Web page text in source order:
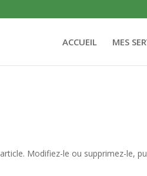
ACCUEIL MES
Modifiez-le ou supprimez-le,